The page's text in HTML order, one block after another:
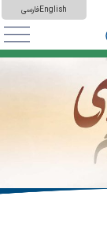
Englishفارسی